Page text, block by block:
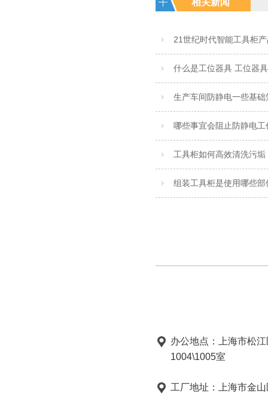
相关新闻
21世纪时代智能工具柜
什么是工位器具 工位器
生产车间防静电一些基础
哪些事宜会阻止防静电工
工具柜如何高效清洗污垢
组装工具柜是使用哪些部
办公地点：上海市松
1004\1005室
工厂地址：上海市金